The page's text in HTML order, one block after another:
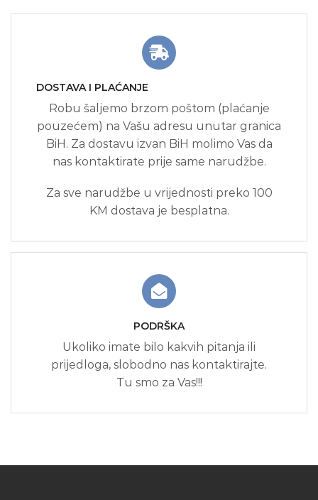
DOSTAVA I PLAĆANJE
Robu šaljemo brzom poštom (plaćanje
pouzećem) na Vašu adresu unutar granica
BiH. Za dostavu izvan BiH molimo Vas da
nas kontaktirate prije same narudžbe.
Za sve narudžbe u vrijednosti preko 100
KM dostava je besplatna.
PODRŠKA
Ukoliko imate bilo kakvih pitanja ili
prijedloga, slobodno nas kontaktirajte.
Tu smo za Vas!!!